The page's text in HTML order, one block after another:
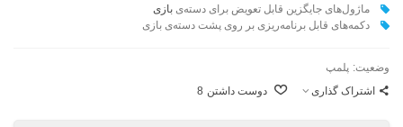
ماژول‌های جایگزین قابل تعویض برای دسته‌یبازی
دکمه‌های قابل برنامه‌ریزی بر روی پشت دسته‌ی بازی
وضعیت: پلمپ
اشتراک گذاری
دوست داشتن 8